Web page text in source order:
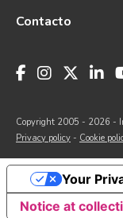
Contacto
Copyright 2005 - 2026 -
Privacy policy - Cookie
Notice at
Your